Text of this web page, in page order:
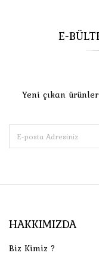
E-
Yeni çıkan
HAKKIMIZDA
Biz Kimiz ?